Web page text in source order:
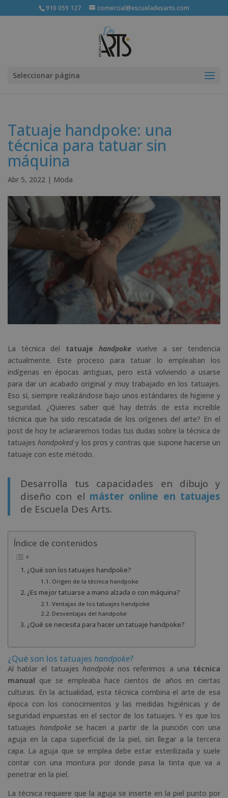
910 059 127 comercial@escueladesarts.com
Seleccionar página
Tatuaje handpoke: una
técnica para tatuar sin
máquina
Abr 5, 2022 | Moda
La técnica del tatuaje handpokevuelve a ser tendencia
actualmente. Este proceso para tatuar lo empleaban los
indígenas en épocas antiguas, pero está volviendo a usarse
para dar un acabado original y muy trabajado en los tatuajes.
Eso sí, siempre realizándose bajo unos estándares de higiene y
seguridad. ¿Quieres saber qué hay detrás de esta increíble
técnica que ha sido rescatada de los orígenes del arte? En el
post de hoy te aclararemos todas tus dudas sobre la técnica de
tatuajeshandpokedy los pros y contras que supone hacerse un
tatuaje con este método.
Desarrolla tus capacidades en dibujo y
diseño con el máster online en tatuajes
de Escuela Des Arts.
Índice de contenidos
¿Qué son los tatuajes handpoke?
Origen de la técnica handpoke
¿Es mejor tatuarse a mano alzada o con máquina?
Ventajas de los tatuajes handpoke
Desventajas del handpoke
¿Qué se necesita para hacer un tatuaje handpoke?
¿Qué son los tatuajes handpoke?
Al hablar el tatuajes handpokenos referimos a una técnica
manual que se empleaba hace cientos de años en ciertas
culturas. En la actualidad, esta técnica combina el arte de esa
época con los conocimientos y las medidas higiénicas y de
seguridad impuestas en el sector de los tatuajes. Y es que los
tatuajes handpokese hacen a partir de la punción con una
aguja en la capa superficial de la piel, sin llegar a la tercera
capa. La aguja que se emplea debe estar esterilizada y suele
contar con una montura por donde pasa la tinta que va a
penetrar en la piel.
La técnica requiere que la aguja se inserte en la piel punto por